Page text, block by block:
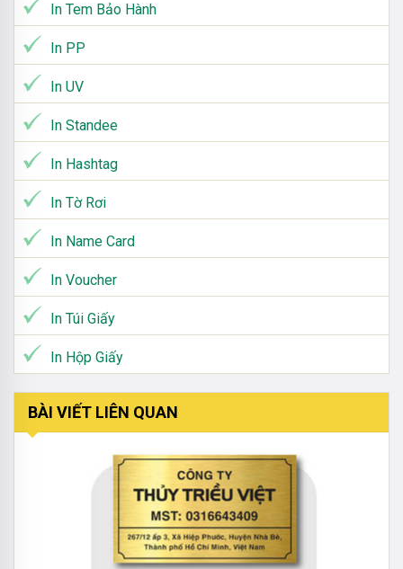
In Tem Bảo Hành
In PP
In UV
In Standee
In Hashtag
In Tờ Rơi
In Name Card
In Voucher
In Túi Giấy
In Hộp Giấy
BÀI VIẾT LIÊN QUAN